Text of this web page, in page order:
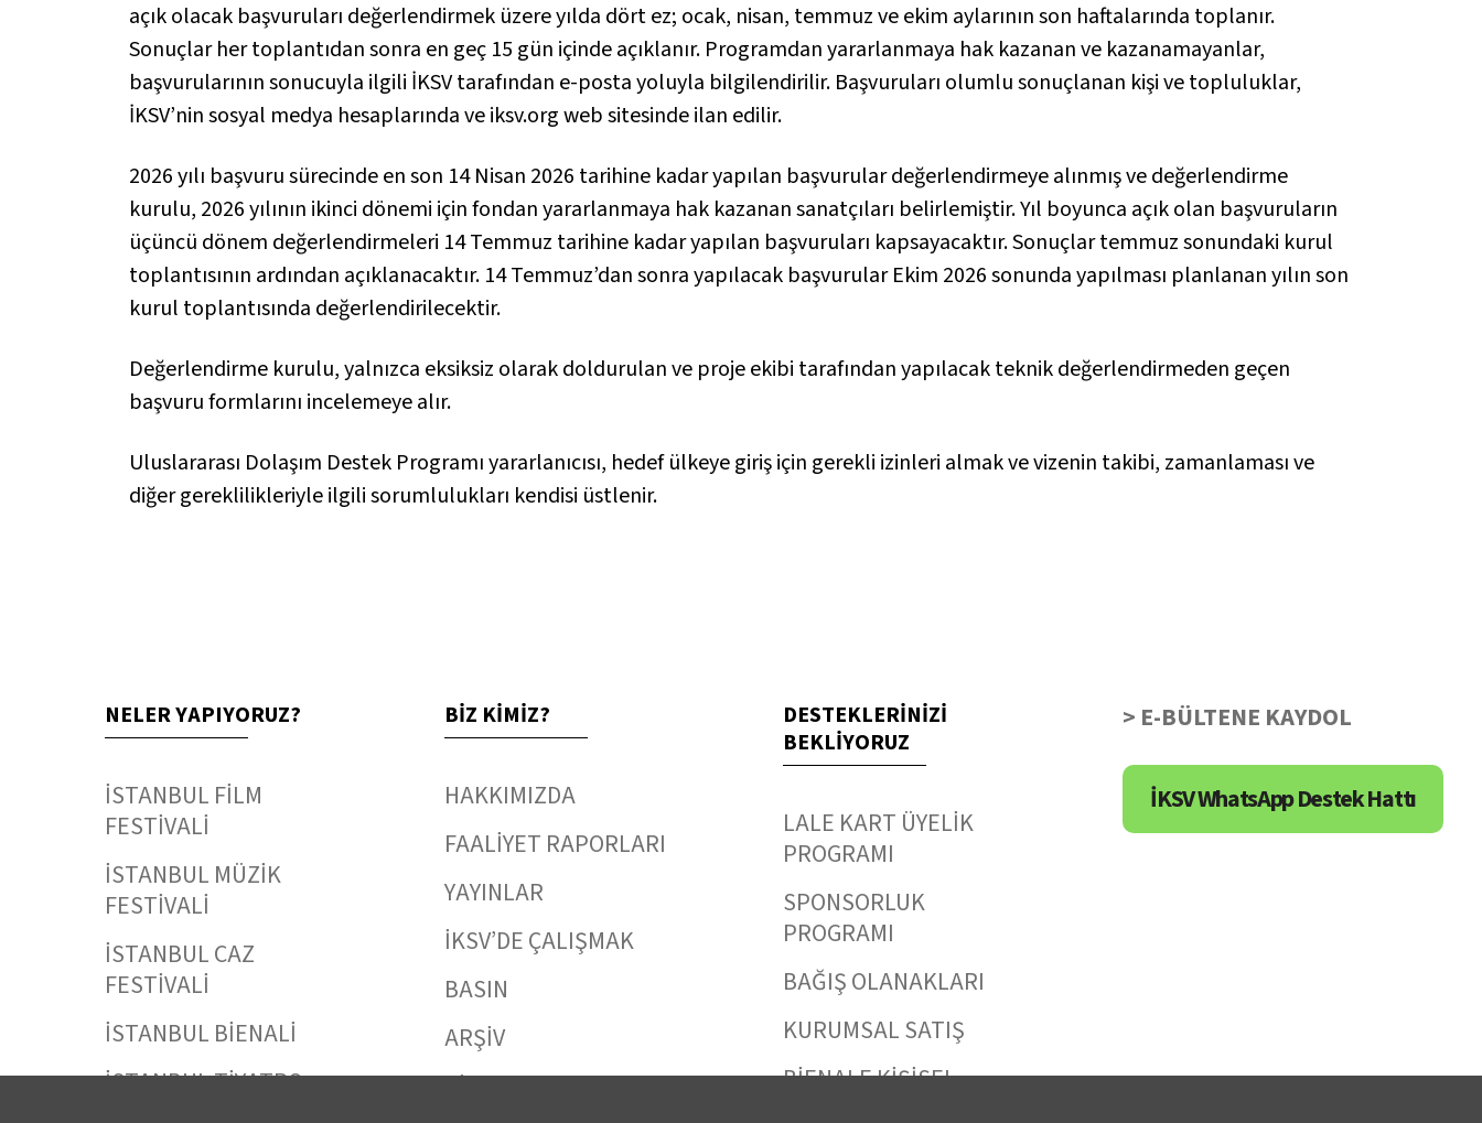
açık olacak başvuruları değerlendirmek üzere yılda dört ez; ocak, nisan, temmuz ve ekim aylarının son haftalarında toplanır.
Sonuçlar her toplantıdan sonra en geç 15 gün içinde açıklanır. Programdan yararlanmaya hak kazanan ve kazanamayanlar,
başvurularının sonucuyla ilgili İKSV tarafından e-posta yoluyla bilgilendirilir. Başvuruları olumlu sonuçlanan kişi ve topluluklar,
İKSV’nin sosyal medya hesaplarında ve iksv.org web sitesinde ilan edilir.
2026 yılı başvuru sürecinde en son 14 Nisan 2026 tarihine kadar yapılan başvurular değerlendirmeye alınmış ve değerlendirme
kurulu, 2026 yılının ikinci dönemi için fondan yararlanmaya hak kazanan sanatçıları belirlemiştir. Yıl boyunca açık olan başvuruların
üçüncü dönem değerlendirmeleri 14 Temmuz tarihine kadar yapılan başvuruları kapsayacaktır. Sonuçlar temmuz sonundaki kurul
toplantısının ardından açıklanacaktır. 14 Temmuz’dan sonra yapılacak başvurular Ekim 2026 sonunda yapılması planlanan yılın son
kurul toplantısında değerlendirilecektir.
Değerlendirme kurulu, yalnızca eksiksiz olarak doldurulan ve proje ekibi tarafından yapılacak teknik değerlendirmeden geçen
başvuru formlarını incelemeye alır.
Uluslararası Dolaşım Destek Programı yararlanıcısı, hedef ülkeye giriş için gerekli izinleri almak ve vizenin takibi, zamanlaması ve
diğer gereklilikleriyle ilgili sorumlulukları kendisi üstlenir.
NELER YAPIYORUZ?
İSTANBUL FİLM
FESTİVALİ
İSTANBUL MÜZİK
FESTİVALİ
İSTANBUL CAZ
FESTİVALİ
İSTANBUL BİENALİ
İSTANBUL TİYATRO
BİZ KİMİZ?
HAKKIMIZDA
FAALİYET RAPORLARI
YAYINLAR
İKSV’DE ÇALIŞMAK
BASIN
ARŞİV
BİZE ULAŞIN
DESTEKLERİNİZİ
BEKLİYORUZ
LALE KART ÜYELİK
PROGRAMI
SPONSORLUK
PROGRAMI
BAĞIŞ OLANAKLARI
KURUMSAL SATIŞ
BİENALE KİŞİSEL
> E-BÜLTENE KAYDOL
İKSV WhatsApp Destek Hattı